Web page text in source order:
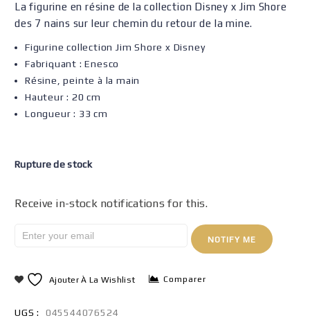
La figurine en résine de la collection Disney x Jim Shore
des 7 nains sur leur chemin du retour de la mine.
Figurine collection Jim Shore x Disney
Fabriquant : Enesco
Résine, peinte à la main
Hauteur : 20 cm
Longueur : 33 cm
Rupture de stock
Receive in-stock notifications for this.
NOTIFY ME
Ajouter À La Wishlist Comparer
UGS :
045544076524